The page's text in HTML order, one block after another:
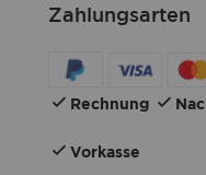
Zahlungsarten
Rechnung
Vorkasse